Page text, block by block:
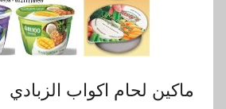
ماكين لحام اكواب الزبادي